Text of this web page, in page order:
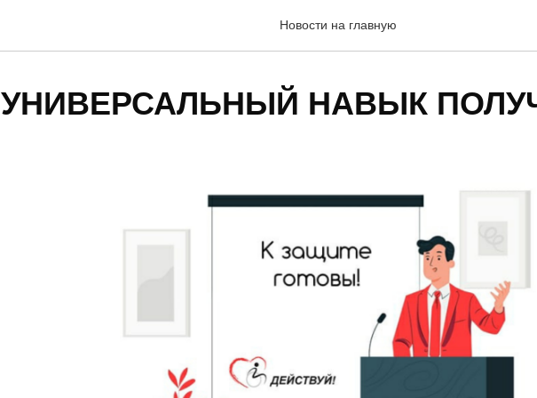
Новости на главную
УНИВЕРСАЛЬНЫЙ НАВЫК